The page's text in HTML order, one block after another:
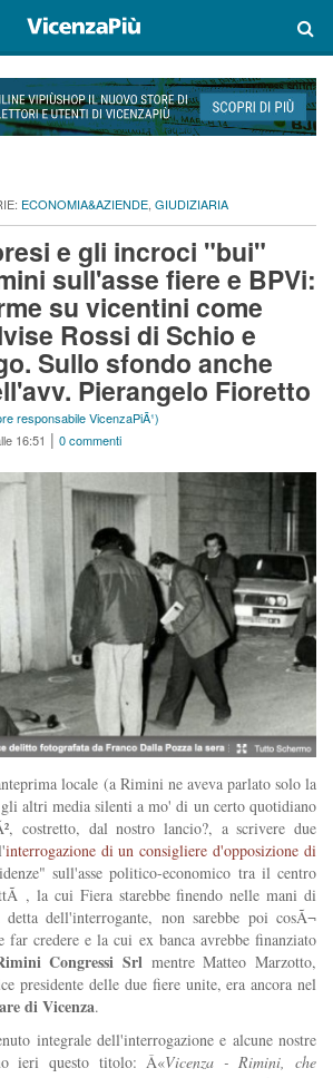
ECONOMIA&AZIENDE, GIUDIZIARIA
e gli incroci "bui"
sull'asse fiere e BPVi:
su vicentini come
Rossi di Schio e
Sullo sfondo anche
Pierangelo Fioretto
responsabile VicenzaPiÃ¹)
16:51 | 0 commenti
locale (a Rimini ne aveva parlato solo la
altri media silenti a mo' di un certo quotidiano
costretto, dal nostro lancio?, a scrivere due
interrogazione di un consigliere d'opposizione di
sull'asse politico-economico tra il centro
, la cui Fiera starebbe finendo nelle mani di
dell'interrogante, non sarebbe poi cosÃ¬
far credere e la cui ex banca avrebbe finanziato
Congressi Srl mentre Matteo Marzotto,
presidente delle due fiere unite, era ancora nel
di Vicenza.
integrale dell'interrogazione e alcune nostre
ieri questo titolo: Â«Vicenza - Rimini, che